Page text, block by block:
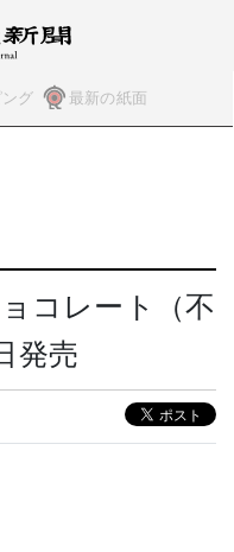
グ 最新の紙面
コレート（不
発売